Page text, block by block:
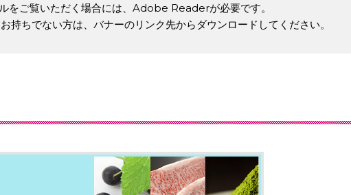
をご覧いただく場合には、Adobe Readerが必要です。
ちでない方は、バナーのリンク先からダウンロードしてください。